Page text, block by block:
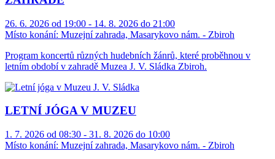
26. 6. 2026 od 19:00 - 14. 8. 2026 do 21:00
Místo konání: Muzejní zahrada, Masarykovo nám. - Zbiroh
Program koncertů různých hudebních žánrů, které proběhnou v
letním období v zahradě Muzea J. V. Sládka Zbiroh.
LETNÍ JÓGA V MUZEU
1. 7. 2026 od 08:30 - 31. 8. 2026 do 10:00
Místo konání: Muzejní zahrada, Masarykovo nám. - Zbiroh